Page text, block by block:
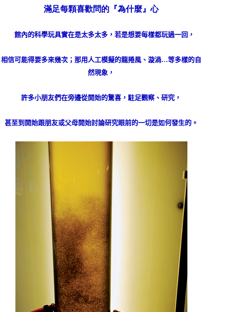
滿足每顆喜歡問的 『為什麼』心
館內的科學玩具實在是太多太多，若是想要每樣都玩過一回，
相信可能得要多來幾次；那用人工模擬的龍捲風、漩渦…等多樣的自
然現象，
許多小朋友們在旁邊從開始的驚喜，駐足觀察、研究，
甚至到開始跟朋友或父母開始討論研究眼前的一切是如何發生的。